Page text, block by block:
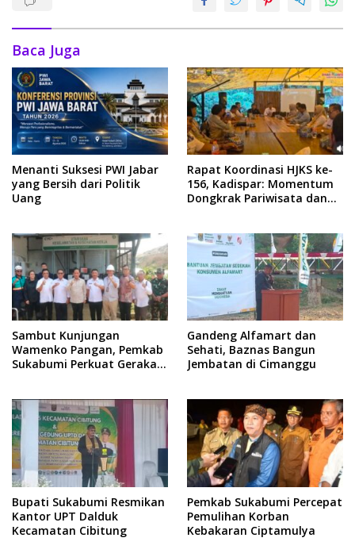
Baca Juga
Menanti Suksesi PWI Jabar
yang Bersih dari Politik
Uang
Rapat Koordinasi HJKS ke-
156, Kadispar: Momentum
Dongkrak Pariwisata dan
Sambut Kunjungan
Wamenko Pangan, Pemkab
Sukabumi Perkuat Gerakan
Gandeng Alfamart dan
Sehati, Baznas Bangun
Jembatan di Cimanggu
Bupati Sukabumi Resmikan
Kantor UPT Dalduk
Kecamatan Cibitung
Pemkab Sukabumi Percepat
Pemulihan Korban
Kebakaran Ciptamulya